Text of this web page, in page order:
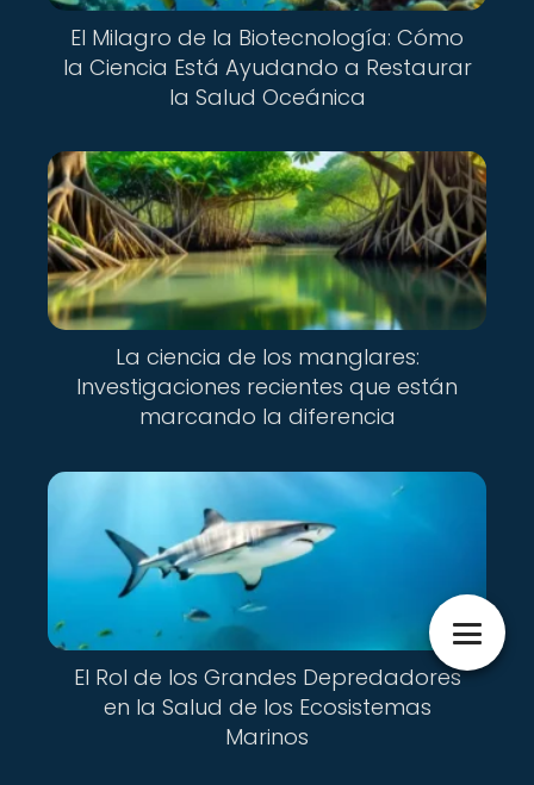
El Milagro de la Biotecnología: Cómo
la Ciencia Está Ayudando a Restaurar
la Salud Oceánica
La ciencia de los manglares:
Investigaciones recientes que están
marcando la diferencia
El Rol de los Grandes Depredadores
en la Salud de los Ecosistemas
Marinos